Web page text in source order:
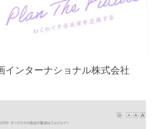
インターナショナル株式会社